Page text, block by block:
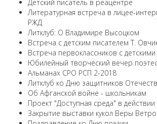
Детский писатель в реацентре
Литературная встреча в лицее-
РЖД
Литклуб: О Владимире Высоцком
Встреча с детским писателем Т.
Встреча первоклассников с
Юбилейный творческий вечер
Альманах СРО РСП 2-2018
Литклуб ко Дню защитников
Об Афганской войне - школьникам
Проект "Доступная среда" в действии
Закрытие выставки кукол Веры